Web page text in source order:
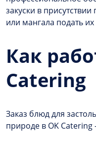
закуски в
или мангала подать их
Как
Catering
Заказ блюд для
природе в OK Catering